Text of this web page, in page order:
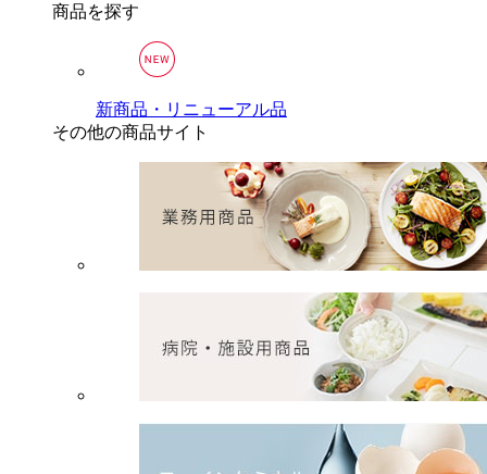
商品を探す
新商品・リニューアル品
その他の商品サイト